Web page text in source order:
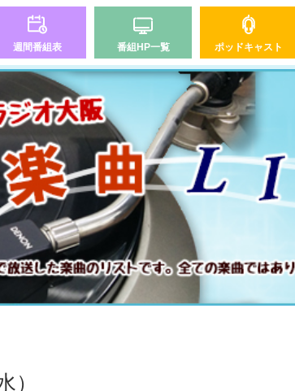
週間番組表 番組HP一覧 ポッドキャスト
）